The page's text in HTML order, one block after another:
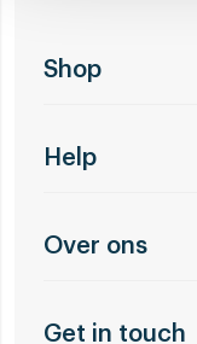
Shop
Help
Over ons
Get in touch